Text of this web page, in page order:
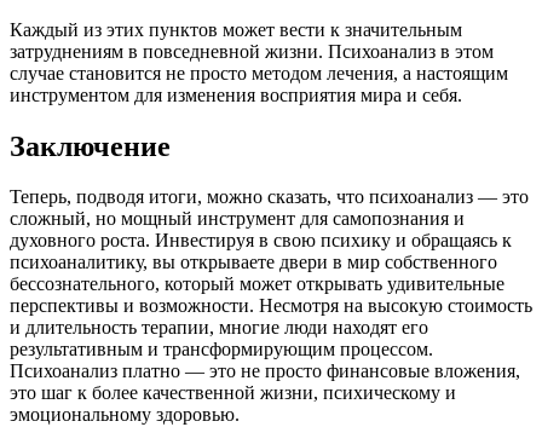
Каждый из этих пунктов может вести к значительным
затруднениям в повседневной жизни. Психоанализ в этом
случае становится не просто методом лечения, а настоящим
инструментом для изменения восприятия мира и себя.
Заключение
Теперь, подводя итоги, можно сказать, что психоанализ — это
сложный, но мощный инструмент для самопознания и
духовного роста. Инвестируя в свою психику и обращаясь к
психоаналитику, вы открываете двери в мир собственного
бессознательного, который может открывать удивительные
перспективы и возможности. Несмотря на высокую стоимость
и длительность терапии, многие люди находят его
результативным и трансформирующим процессом.
Психоанализ платно — это не просто финансовые вложения,
это шаг к более качественной жизни, психическому и
эмоциональному здоровью.